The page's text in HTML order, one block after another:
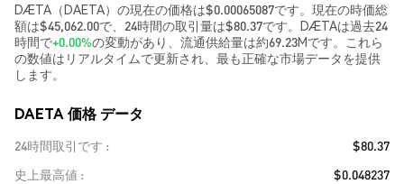
DÆTA（DAETA）の現在の価格は$0.00065087です。現在の時価総
額は$45,062.00で、24時間の取引量は$80.37です。DÆTAは過去24
時間で+0.00%の変動があり、流通供給量は約69.23Mです。これら
の数値はリアルタイムで更新され、最も正確な市場データを提供
します。
DAETA 価格 データ
24時間取引です
$80.37
史上最高値
$0.048237